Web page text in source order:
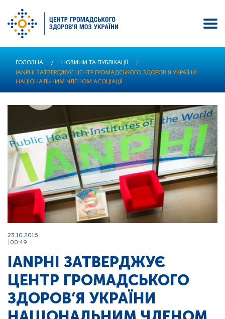
ГОЛОВНА / НОВИНИ ТА ПУБЛІКАЦІЇ
/
IANPHI ЗАТВЕРДЖУЄ ЦЕНТР ГРОМАДСЬКОГО ЗДОРОВ’Я УКРАЇНИ
НАЦІОНАЛЬНИМ ЧЛЕНОМ АСОЦІАЦІЇ
23.10.2016
00:49
IANPHI ЗАТВЕРДЖУЄ
ЦЕНТР ГРОМАДСЬКОГО
ЗДОРОВ’Я УКРАЇНИ